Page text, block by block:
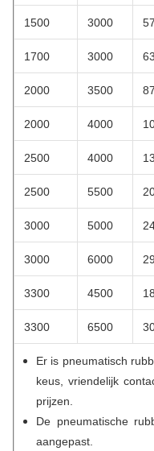
1500 3000
1700 3000
2000 3500
2000 4000
2500 4000
2500 5500
3000 5000
3000 6000
3300 4500
3300 6500
Er is pneumatisch
keus, vriendelijk
prijzen.
De pneumatische
aangepast.